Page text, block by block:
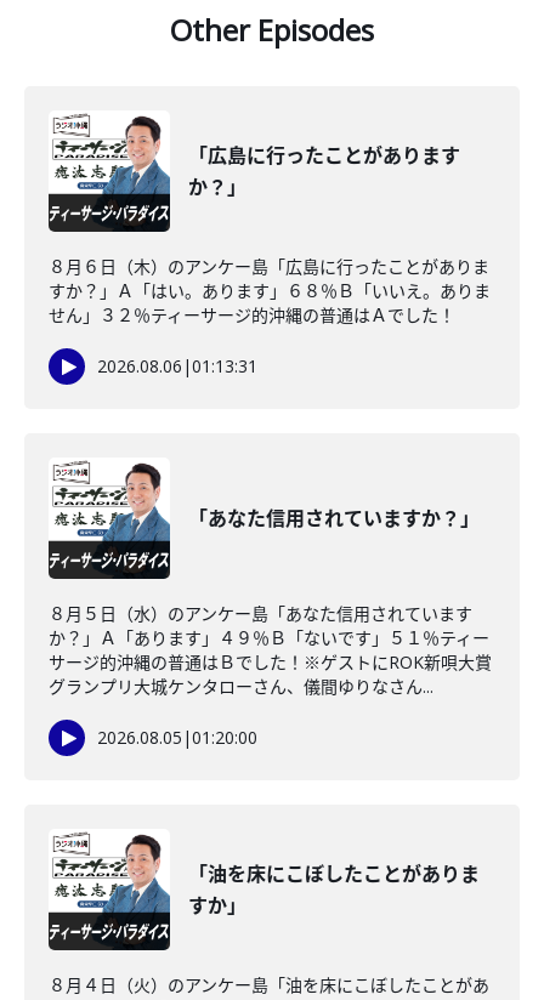
Other Episodes
「広島に行ったことがあります
か？」
８月６日（木）のアンケー島「広島に行ったことがありま
すか？」Ａ「はい。あります」６８％Ｂ「いいえ。ありま
せん」３２％ティーサージ的沖縄の普通はＡでした！
2026.08.06 |01:13:31
「あなた信用されていますか？」
８月５日（水）のアンケー島「あなた信用されています
か？」Ａ「あります」４９％Ｂ「ないです」５１％ティー
サージ的沖縄の普通はＢでした！※ゲストにROK新唄大賞
グランプリ大城ケンタローさん、儀間ゆりなさん...
2026.08.05 |01:20:00
「油を床にこぼしたことがありま
すか」
８月４日（火）のアンケー島「油を床にこぼしたことがあ